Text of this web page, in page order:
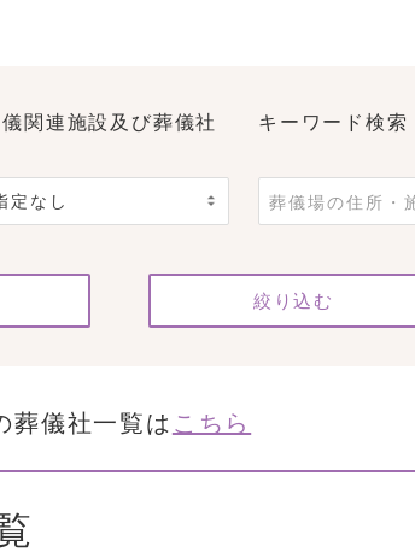
関連施設及び葬儀社 キーワード検索
葬儀社一覧はこちら